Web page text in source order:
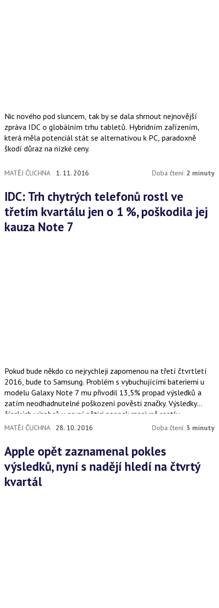
Nic nového pod sluncem, tak by se dala shrnout nejnovější
zpráva IDC o globálním trhu tabletů. Hybridním zařízením,
která měla potenciál stát se alternativou k PC, paradoxně
škodí důraz na nízké ceny.
MATĚJ ČUCHNA 1. 11. 2016 Doba čtení: 2 minuty
IDC: Trh chytrých telefonů rostl ve
třetím kvartálu jen o 1 %, poškodila jej
kauza Note 7
Pokud bude někdo co nejrychleji zapomenou na třetí čtvrtletí
2016, bude to Samsung. Problém s vybuchujícími bateriemi u
modelu Galaxy Note 7 mu přivodil 13,5% propad výsledků a
zatím neodhadnutelné poškození pověsti značky. Výsledky
čínských výrobců v první pětici naopak masivně rostly.
MATĚJ ČUCHNA 28. 10. 2016 Doba čtení: 3 minuty
Apple opět zaznamenal pokles
výsledků, nyní s nadějí hledí na čtvrtý
kvartál